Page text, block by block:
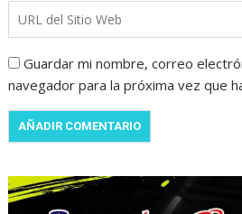
Guardar mi nombre, correo
navegador para la próxima vez que